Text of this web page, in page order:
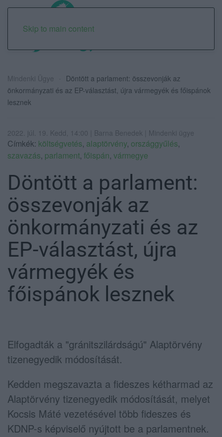
Skip to main content
Mindenki Ügye
Döntött a parlament: összevonják az
önkormányzati és az EP-választást, újra vármegyék és főispánok
lesznek
2022. júl. 19. Kedd, 14:00 | Barna Benedek | Mindenki ügye
Címkék: költségvetés, alaptörvény, országgyűlés,
szavazás, parlament, főispán, vármegye
Döntött a parlament:
összevonják az
önkormányzati és az
EP-választást, újra
vármegyék és
főispánok lesznek
Elfogadták a "gránitszilárdságú" Alaptörvény
tizenegyedik módosítását.
Kedden megszavazta a fideszes kétharmad az
Alaptörvény tizenegyedik módosítását, melyet
Kocsis Máté vezetésével több fideszes és
KDNP-s képviselő nyújtott be a parlamentnek.